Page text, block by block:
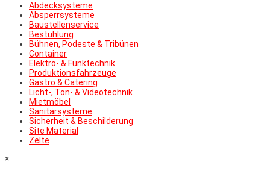
Abdecksysteme
Absperrsysteme
Baustellenservice
Bestuhlung
Bühnen, Podeste & Tribünen
Container
Elektro- & Funktechnik
Produktionsfahrzeuge
Gastro & Catering
Licht-, Ton- & Videotechnik
Mietmöbel
Sanitärsysteme
Sicherheit & Beschilderung
Site Material
Zelte
×